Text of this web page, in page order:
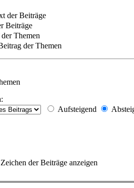
der Beiträge
Beiträge
Themen
der Themen
Aufsteigend
Zeichen der Beiträge anzeigen